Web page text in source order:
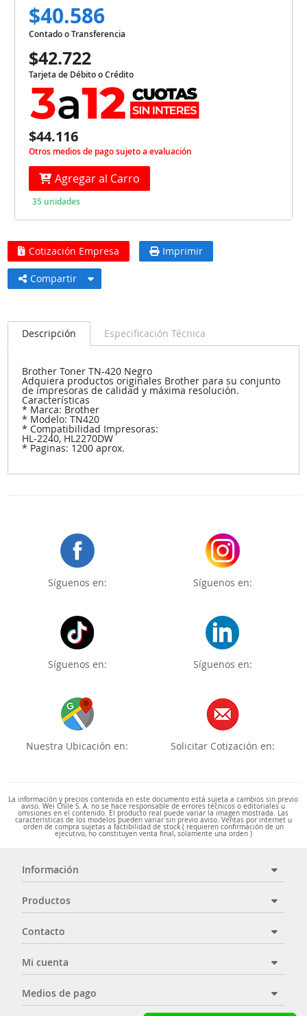
$40.586
Contado o Transferencia
$42.722
Tarjeta de Débito o Crédito
$44.116
Otros medios de pago sujeto a evaluación
Agregar al Carro
35 unidades
Cotización Empresa Imprimir
Compartir
Descripción Especificación Técnica
Brother Toner TN-420 Negro
Adquiera productos originales Brother para su conjunto
de impresoras de calidad y máxima resolución.
Características
* Marca: Brother
* Modelo: TN420
* Compatibilidad Impresoras:
HL-2240, HL2270DW
* Paginas: 1200 aprox.
Síguenos en: Síguenos en:
Síguenos en: Síguenos en:
Nuestra Ubicación en: Solicitar Cotización en:
La información y precios contenida en este documento está sujeta a cambios sin previo
aviso. Wei Chile S. A. no se hace responsable de errores técnicos o editoriales u
omisiones en el contenido. El producto real puede variar la imagen mostrada. Las
características de los modelos pueden variar sin previo aviso. Ventas por internet u
orden de compra sujetas a factibilidad de stock ( requieren confirmación de un
ejecutivo, no constituyen venta final, solamente una orden )
Información
Productos
Contacto
Mi cuenta
Medios de pago